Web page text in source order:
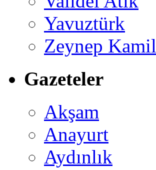
Yavuztürk
Zeynep Kamil
Gazeteler
Akşam
Anayurt
Aydınlık